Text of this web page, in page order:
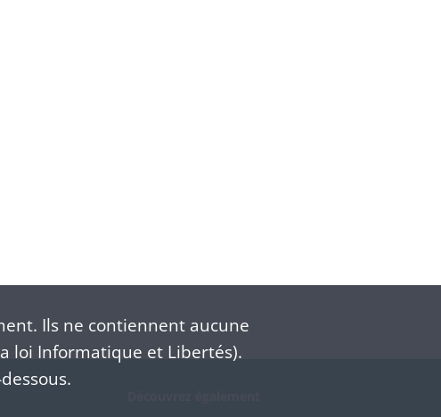
Ils ne contiennent aucune
loi Informatique et Libertés).